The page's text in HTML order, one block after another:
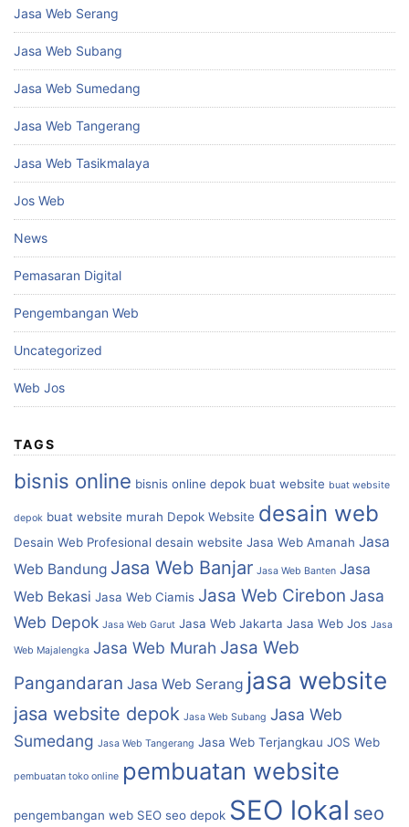
Jasa Web Serang
Jasa Web Subang
Jasa Web Sumedang
Jasa Web Tangerang
Jasa Web Tasikmalaya
Jos Web
News
Pemasaran Digital
Pengembangan Web
Uncategorized
Web Jos
TAGS
bisnis online bisnis online depok buat website buat website
depok buat website murah Depok Website desain web
Desain Web Profesional desain website Jasa Web Amanah Jasa
Web Bandung Jasa Web Banjar Jasa Web Banten Jasa
Web Bekasi Jasa Web Ciamis Jasa Web Cirebon Jasa
Web Depok Jasa Web Garut Jasa Web Jakarta Jasa Web Jos Jasa
Web Majalengka Jasa Web Murah Jasa Web
Pangandaran Jasa Web Serang jasa website
jasa website depok Jasa Web Subang Jasa Web
Sumedang Jasa Web Tangerang Jasa Web Terjangkau JOS Web
pembuatan toko online pembuatan website
pengembangan web SEO seo depok SEO lokal seo